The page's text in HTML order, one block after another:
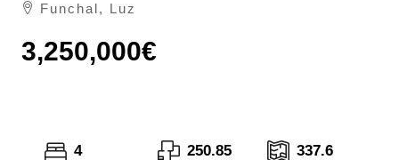
Funchal, Luz
3,250,000€
4
250.85
337.6